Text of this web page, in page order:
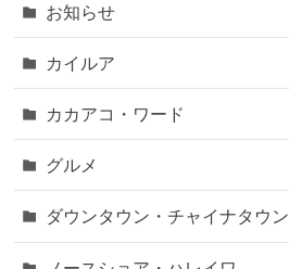
お知らせ
カイルア
カカアコ・ワード
グルメ
ダウンタウン・チャイナタウン